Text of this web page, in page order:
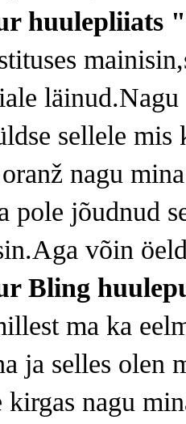
huulepliiats
sellele
nagu
pole jõudnud
võin
Bling
ma ka
ja selles olen
nagu